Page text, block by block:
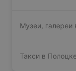
Музеи, галереи
Такси в Полоцке